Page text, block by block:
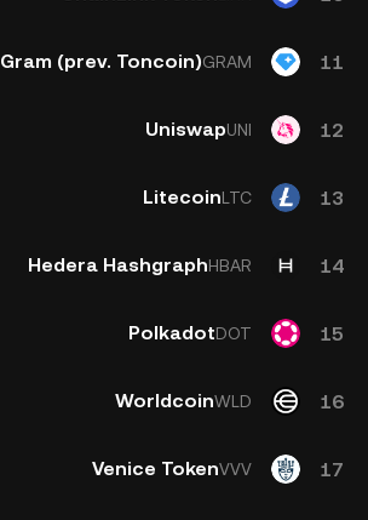
11
Gram (prev. Toncoin)GRAM
12
UniswapUNI
13
LitecoinLTC
14
Hedera HashgraphHBAR
15
PolkadotDOT
16
WorldcoinWLD
17
Venice TokenVVV